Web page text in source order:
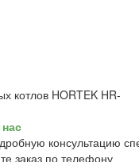
котлов HORTEK HR-
консультацию
заказ по телефону